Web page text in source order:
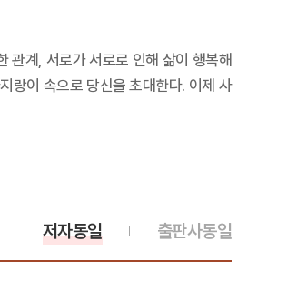
관계, 서로가 서로로 인해 삶이 행복해
랑이 속으로 당신을 초대한다. 이제 사
출판사동일
저자동일